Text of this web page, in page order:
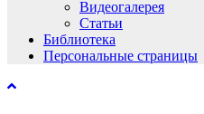
Видеогалерея
Статьи
Библиотека
Персональные страницы